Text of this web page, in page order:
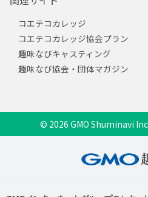
コエテコカレッジ
コエテコカレッジ協会プラン
趣味なびキャスティング
趣味なび協会・団体マガジン
© 2026 GMO Shuminavi